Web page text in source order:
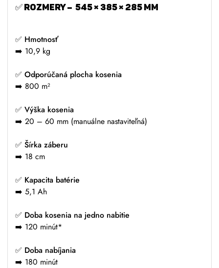
✅Rozmery – 545 × 385 × 285 mm
✅ Hmotnosť
➡️ 10,9 kg
✅ Odporúčaná plocha kosenia
➡️ 800 m²
✅ Výška kosenia
➡️ 20 – 60 mm (manuálne nastaviteľná)
✅ Šírka záberu
➡️ 18 cm
✅ Kapacita batérie
➡️ 5,1 Ah
✅ Doba kosenia na jedno nabitie
➡️ 120 minút*
✅ Doba nabíjania
➡️ 180 minút